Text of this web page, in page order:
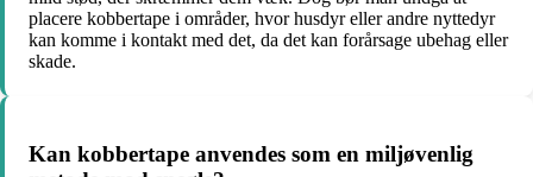
placere kobbertape i områder, hvor husdyr eller andre nyttedyr
kan komme i kontakt med det, da det kan forårsage ubehag eller
skade.
Kan kobbertape anvendes som en miljøvenlig